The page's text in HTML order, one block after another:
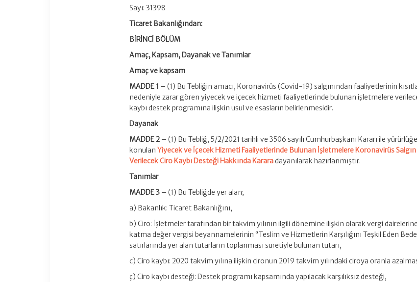
Sayı: 31398
Ticaret Bakanlığından:
BİRİNCİ BÖLÜM
Amaç, Kapsam, Dayanak ve Tanımlar
Amaç ve kapsam
MADDE 1 –(1) Bu Tebliğin amacı, Koronavirüs (Covid-19) salgınından faaliyetlerinin
nedeniyle zarar gören yiyecek ve içecek hizmeti faaliyetlerinde bulunan işletmelere
kaybı destek programına ilişkin usul ve esasların belirlenmesidir.
Dayanak
MADDE 2 –(1) Bu Tebliğ, 5/2/2021 tarihli ve 3506 sayılı Cumhurbaşkanı Kararı ile yürürlüğe
konulanYiyecek ve İçecek Hizmeti Faaliyetlerinde Bulunan İşletmelere Koronavirüs
Verilecek Ciro Kaybı Desteği Hakkında Kararadayanılarak hazırlanmıştır.
Tanımlar
MADDE 3 –(1) Bu Tebliğde yer alan;
a) Bakanlık: Ticaret Bakanlığını,
b) Ciro: İşletmeler tarafından bir takvim yılının ilgili dönemine ilişkin olarak vergi
katma değer vergisi beyannamelerinin “Teslim ve Hizmetlerin Karşılığını Teşkil Eden
satırlarında yer alan tutarların toplanması suretiyle bulunan tutarı,
c) Ciro kaybı: 2020 takvim yılına ilişkin cironun 2019 takvim yılındaki ciroya oranla
ç) Ciro kaybı desteği: Destek programı kapsamında yapılacak karşılıksız desteği,